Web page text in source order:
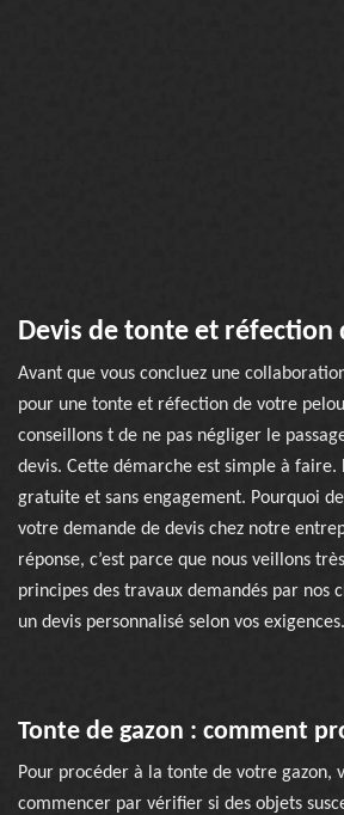
Devis de tonte et réfection
Avant que vous concluez une
pour une tonte et réfection de votre
conseillons t de ne pas négliger le
devis. Cette démarche est simple à faire.
gratuite et sans engagement. Pourquoi
votre demande de devis chez notre
réponse, c’est parce que nous veillons
principes des travaux demandés par nos
un devis personnalisé selon vos exigences.
Tonte de gazon : comment
Pour procéder à la tonte de votre gazon,
commencer par vérifier si des objets